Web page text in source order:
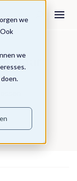
we
we
naar